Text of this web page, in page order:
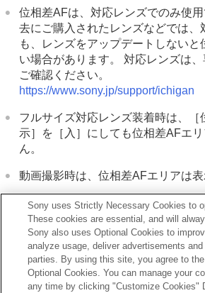
フォーカスエリア枠色（静止
フォーカスエリア自動消灯
トラッキング中エリア枠表示
AF-Cエリア表示
位相差AFエリア表示
AF被写体追従感度
AFトランジション速度
AF乗り移り感度
AFアシスト
AF/MF切換
AFオン
プリAF
AF-S時の優先設定
AF-C時の優先設定
AF補助光
AF時の絞り駆動
プリセットフォーカス/ズーム
位相差AFは、対応レンズでのみ使
去にご購入されたレンズなどでは、
も、レンズをアップデートしないと
い場合があります。 対応レンズは
ご確認ください。
https://www.sony.jp/support/ichigan
フルサイズ対応レンズ装着時は、
示］ を ［入］ にしても位相差AFエ
ん。
動画撮影時は、位相差AFエリアは表
Cエリア表示
Sony uses Strictly Necessary Cookies to
These cookies are essential, and will
Sony also uses Optional Cookies to
analyze usage, deliver advertisements
parties. By using this site, you agree to
Optional Cookies. You can manage your
any time by clicking "Customize Cookies"